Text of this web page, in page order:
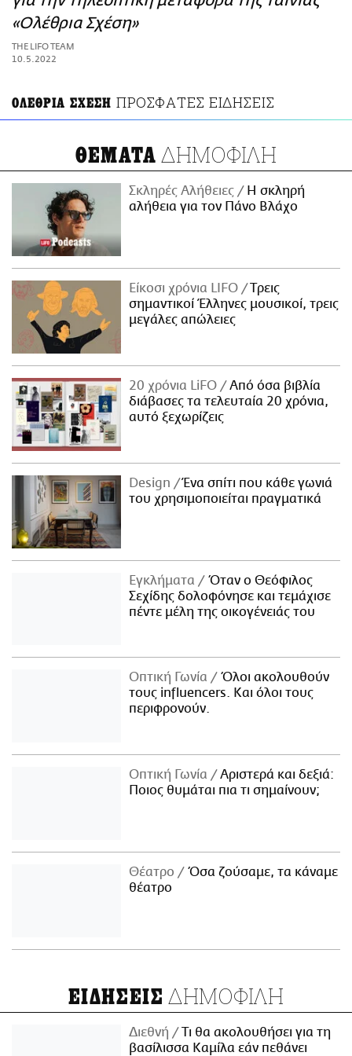
ΑΜΠΑ
PRINT
«Ολέθρια Σχέση»
THE LIFO TEAM
10.5.2022
ΟΛΕΘΡΙΑ ΣΧΕΣΗ ΠΡΟΣΦΑΤΕΣ ΕΙΔΗΣΕΙΣ
ΘΕΜΑΤΑ ΔΗΜΟΦΙΛΗ
Σκληρές Αλήθειες
H σκληρή
αλήθεια για τον Πάνο Βλάχο
Είκοσι χρόνια LIFO
Tρεις
σημαντικοί Έλληνες μουσικοί, τρεις
μεγάλες απώλειες
20 χρόνια LiFO
Από όσα βιβλία
διάβασες τα τελευταία 20 χρόνια,
αυτό ξεχωρίζεις
Design
Ένα σπίτι που κάθε γωνιά
του χρησιμοποιείται πραγματικά
Εγκλήματα
Όταν ο Θεόφιλος
Σεχίδης δολοφόνησε και τεμάχισε
πέντε μέλη της οικογένειάς του
Οπτική Γωνία
Όλοι ακολουθούν
τους influencers. Και όλοι τους
περιφρονούν.
Οπτική Γωνία
Αριστερά και δεξιά:
Ποιος θυμάται πια τι σημαίνουν;
Θέατρο
Όσα ζούσαμε, τα κάναμε
θέατρο
ΕΙΔΗΣΕΙΣ ΔΗΜΟΦΙΛΗ
Διεθνή
Τι θα ακολουθήσει για τη
βασίλισσα Καμίλα εάν πεθάνει